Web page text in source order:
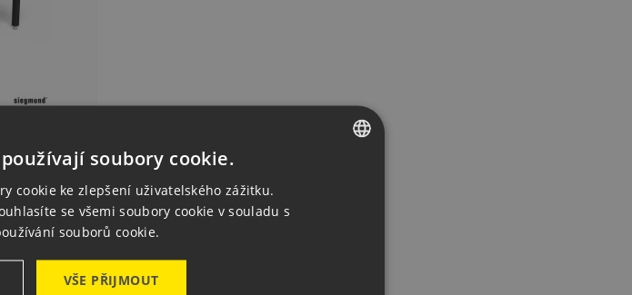
4x Leg
In stock
soubory cookie.
cookie ke zlepšení uživatelského zážitku.
se všemi soubory cookie v souladu s
souborů cookie.
VŠE PŘIJMOUT